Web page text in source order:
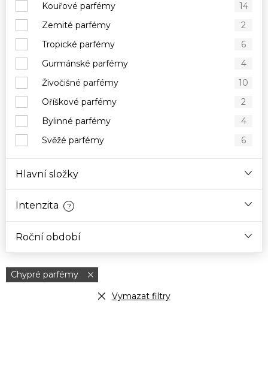
Kouřové parfémy
14
Zemité parfémy
2
Tropické parfémy
6
Gurmánské parfémy
4
Živočišné parfémy
10
Oříškové parfémy
2
Bylinné parfémy
4
Svěžé parfémy
6
Hlavní složky
Intenzita ?
Roční období
Chypré parfémy
Vymazat filtry